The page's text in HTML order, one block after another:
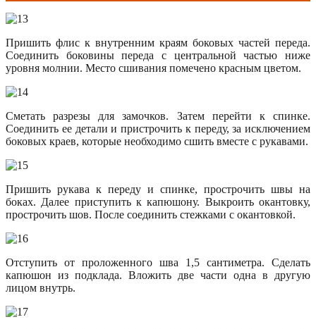
Пришить флис к внутренним краям боковых частей переда.
Соединить боковины переда с центральной частью ниже
уровня молнии. Место сшивания помечено красным цветом.
Сметать разрезы для замочков. Затем перейти к спинке.
Соединить ее детали и пристрочить к переду, за исключением
боковых краев, которые необходимо сшить вместе с рукавами.
Пришить рукава к переду и спинке, прострочить швы на
боках. Далее приступить к капюшону. Выкроить окантовку,
прострочить шов. После соединить стежками с окантовкой.
Отступить от проложенного шва 1,5 сантиметра. Сделать
капюшон из подклада. Вложить две части одна в другую
лицом внутрь.